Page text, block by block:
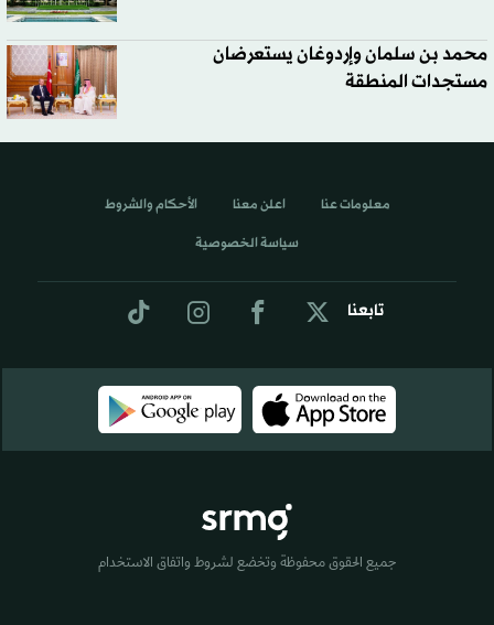
محمد بن سلمان وإردوغان يستعرضان
مستجدات المنطقة
تابعنا
معلومات عنا اعلن معنا الأحكام والشروط
سياسة الخصوصية
جميع الحقوق محفوظة وتخضع لشروط واتفاق الاستخدام